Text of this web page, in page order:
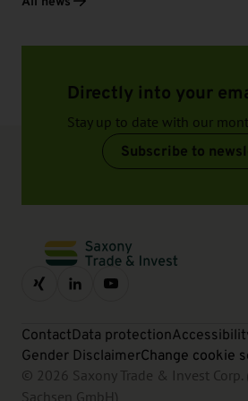
Directly into your
Stay up to date with our
Subscribe to
ContactData protection
Gender DisclaimerChange cookie
© 2026 Saxony Trade & Invest Corp.
Sachsen GmbH)